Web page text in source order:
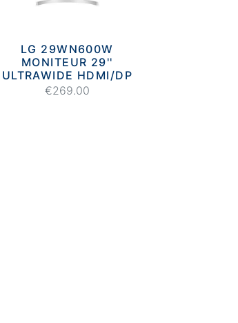
LG 29WN600W
MONITEUR 29''
ULTRAWIDE HDMI/DP
€269.00